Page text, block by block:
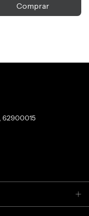
Comprar
62900015